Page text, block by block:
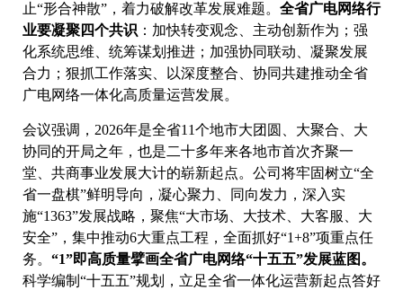
止“形合神散”，着力破解改革发展难题。 全省广电网络行
业要凝聚四个共识 ：加快转变观念、主动创新作为；强
化系统思维、统筹谋划推进；加强协同联动、凝聚发展
合力；狠抓工作落实、以深度整合、协同共建推动全省
广电网络一体化高质量运营发展。
会议强调，2026年是全省11个地市大团圆、大聚合、大
协同的开局之年，也是二十多年来各地市首次齐聚一
堂、共商事业发展大计的崭新起点。公司将牢固树立“全
省一盘棋”鲜明导向，凝心聚力、同向发力，深入实
施“1363”发展战略，聚焦“大市场、大技术、大客服、大
安全”，集中推动6大重点工程，全面抓好“1+8”项重点任
务。 “1”即高质量擘画全省广电网络“十五五”发展蓝图。
科学编制“十五五”规划，立足全省一体化运营新起点答好